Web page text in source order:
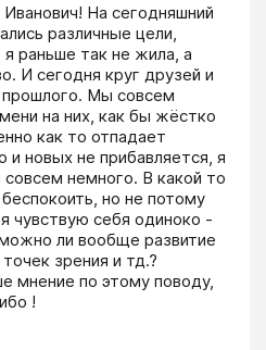
На сегодняшний
различные цели,
раньше так не жила, а
И сегодня круг друзей и
прошлого. Мы совсем
на них, как бы жёстко
как то отпадает
и новых не прибавляется, я
немного. В какой то
но не потому
чувствую себя одиноко -
ли вообще развитие
зрения и тд.?
мнение по этому поводу,
!